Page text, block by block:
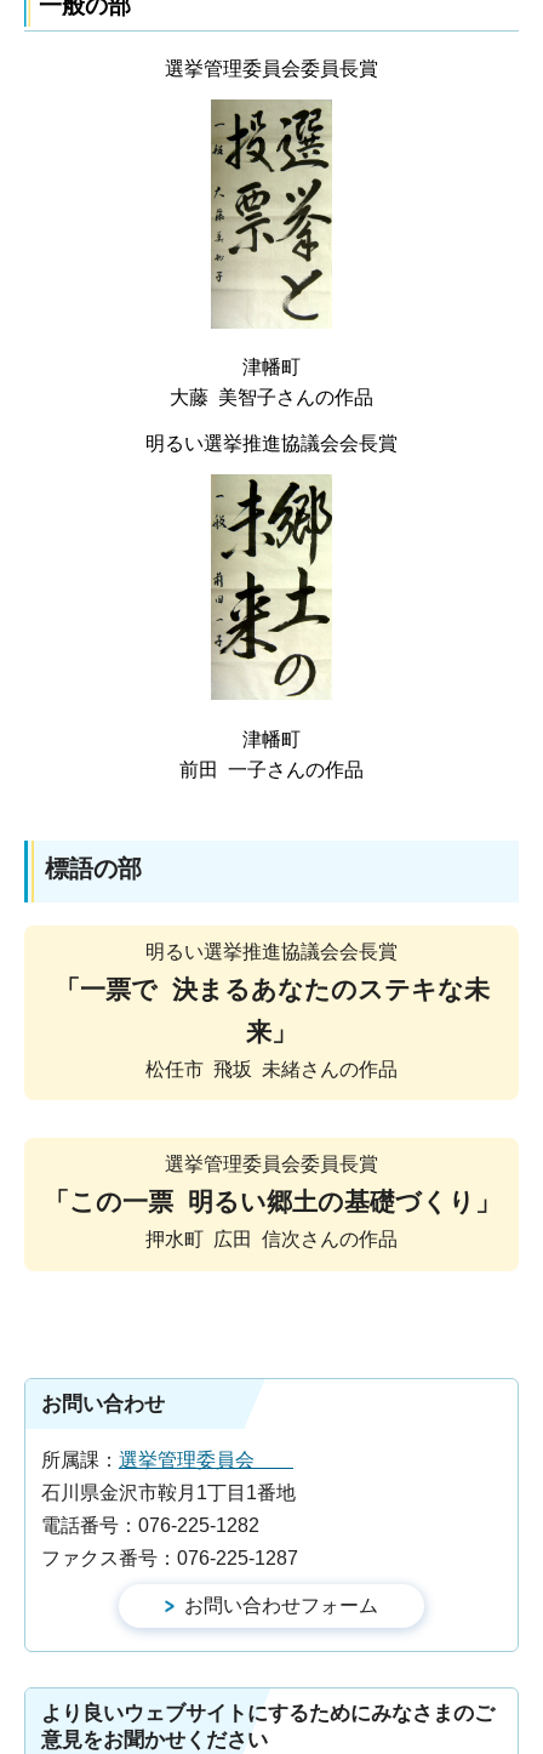
一般の部
選挙管理委員会委員長賞
津幡町
大藤 美智子さんの作品
明るい選挙推進協議会会長賞
津幡町
前田 一子さんの作品
標語の部
明るい選挙推進協議会会長賞
「一票で 決まるあなたのステキな未
来」
松任市 飛坂 未緒さんの作品
選挙管理委員会委員長賞
「この一票 明るい郷土の基礎づくり」
押水町 広田 信次さんの作品
お問い合わせ
所属課： 選挙管理委員会
石川県金沢市鞍月1丁目1番地
電話番号：076-225-1282
ファクス番号：076-225-1287
より良いウェブサイトにするためにみなさまのご
意見をお聞かせください